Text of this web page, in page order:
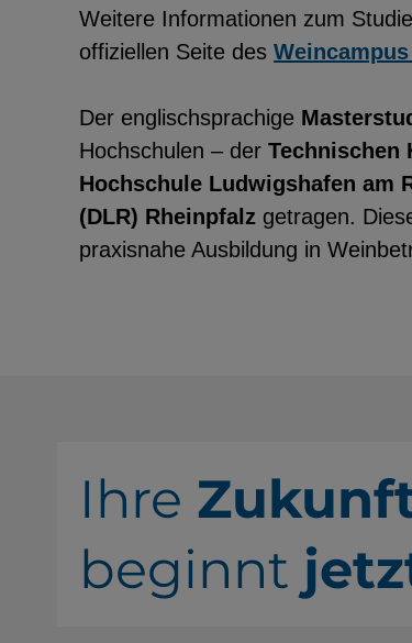
Weitere Informationen zum
offiziellen Seite des
Der englischsprachige
Hochschulen – der Technischen
Hochschule Ludwigshafen am
(DLR) Rheinpfalz getragen.
praxisnahe Ausbildung in
Ihre
beginnt